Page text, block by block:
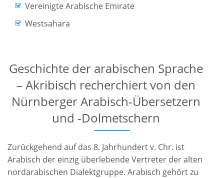
Vereinigte Arabische Emirate
Westsahara
Geschichte der arabischen Sprache
– Akribisch recherchiert von den
Nürnberger Arabisch-Übersetzern
und -Dolmetschern
Zurückgehend auf das 8. Jahrhundert v. Chr. ist
Arabisch der einzig überlebende Vertreter der alten
nordarabischen Dialektgruppe. Arabisch gehört zu